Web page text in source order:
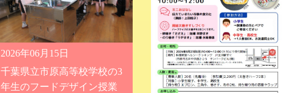
2026年06月15日
千葉県立市原高等校学校の3
年生のフードデザイン授業